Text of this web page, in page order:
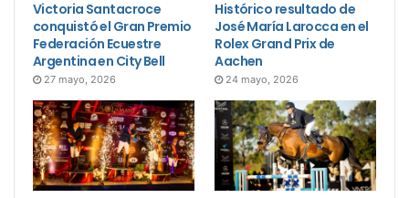
Victoria Santacroce
conquistó el Gran Premio
Federación Ecuestre
Argentina en City Bell
27 mayo, 2026
Histórico resultado de
José María Larocca en el
Rolex Grand Prix de
Aachen
24 mayo, 2026